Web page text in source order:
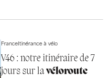
FranceItinérance à vélo
V46 : notre itinéraire de 7
jours sur lavéloroute